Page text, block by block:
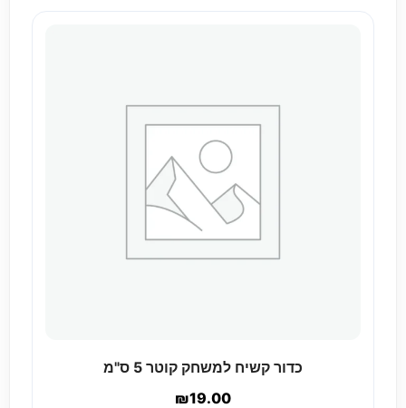
כדור קשיח למשחק קוטר 5 ס"מ
₪19.00